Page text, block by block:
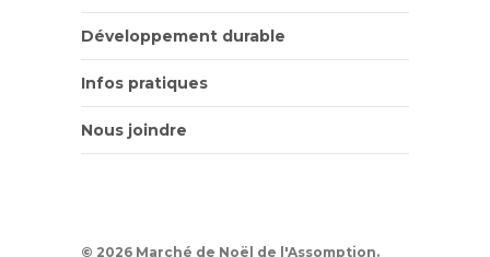
Développement durable
Infos pratiques
Nous joindre
© 2026 Marché de Noël de l'Assomption.